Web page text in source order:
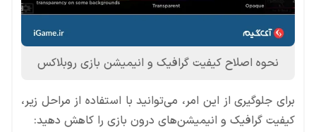
نحوه اصلاح کیفیت گرافیک و انیمیشن بازی روبلاکس
برای جلوگیری از این امر، می‌توانید با استفاده از مراحل زیر،
کیفیت گرافیک و انیمیشن‌های درون بازی را کاهش دهید: